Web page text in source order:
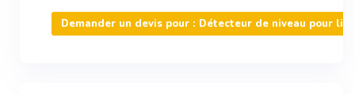
Demander un devis pour : Détecteur de niveau pour